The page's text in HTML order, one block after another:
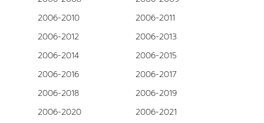
2006-2010
2006-2011
2006-2012
2006-2013
2006-2014
2006-2015
2006-2016
2006-2017
2006-2018
2006-2019
2006-2020
2006-2021